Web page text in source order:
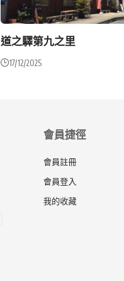
道之驛第九之里
17/12/2025
會員捷徑
會員註冊
會員登入
我的收藏